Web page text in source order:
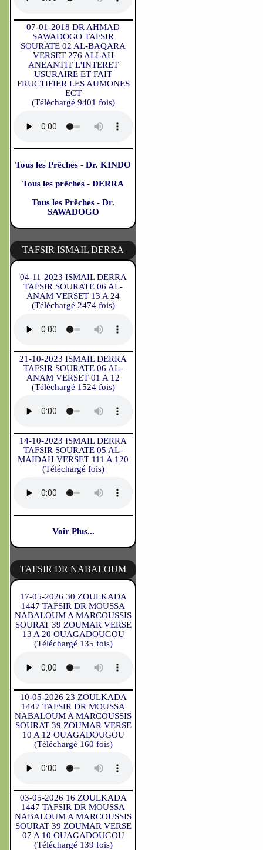
07-01-2018 DR AHMAD
SAWADOGO TAFSIR
SOURATE 02 AL-BAQARA
VERSET 276 ALLAH
ANEANTIT L'INTERET
USURAIRE ET FAIT
FRUCTIFIER LES AUMONES
ECT
(Téléchargé 9401 fois)
Tous les Prêches - Dr. KINDO
Tous les prêches - DERRA
Tous les Prêches - Dr.
SAWADOGO
TAFSIR ISMAIL DERRA
04-11-2023 ISMAIL DERRA
TAFSIR SOURATE 06 AL-
ANAM VERSET 13 A 24
(Téléchargé 2474 fois)
21-10-2023 ISMAIL DERRA
TAFSIR SOURATE 06 AL-
ANAM VERSET 01 A 12
(Téléchargé 1524 fois)
14-10-2023 ISMAIL DERRA
TAFSIR SOURATE 05 AL-
MAIDAH VERSET 111 A 120
(Téléchargé fois)
Voir Plus...
TAFSIR DR NABALOUM
17-05-2026 30 ZOULKADA
1447 TAFSIR DR MOUSSA
NABALOUM A MARCOUSSIS
SOURAT 39 ZOUMAR VERSE
13 A 20 OUAGADOUGOU
(Téléchargé 135 fois)
10-05-2026 23 ZOULKADA
1447 TAFSIR DR MOUSSA
NABALOUM A MARCOUSSIS
SOURAT 39 ZOUMAR VERSE
10 A 12 OUAGADOUGOU
(Téléchargé 160 fois)
03-05-2026 16 ZOULKADA
1447 TAFSIR DR MOUSSA
NABALOUM A MARCOUSSIS
SOURAT 39 ZOUMAR VERSE
07 A 10 OUAGADOUGOU
(Téléchargé 139 fois)